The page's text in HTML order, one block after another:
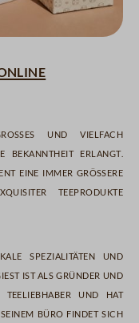
und vielfach
Bekanntheit erlangt.
eine immer größere
Teeprodukte
Spezialitäten und
ist als Gründer und
und hat
Büro findet sich